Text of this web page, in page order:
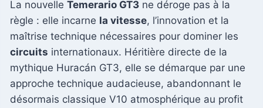
La nouvelle Temerario GT3 ne déroge pas à la
règle : elle incarne la vitesse, l’innovation et la
maîtrise technique nécessaires pour dominer les
circuits internationaux. Héritière directe de la
mythique Huracán GT3, elle se démarque par une
approche technique audacieuse, abandonnant le
désormais classique V10 atmosphérique au profit